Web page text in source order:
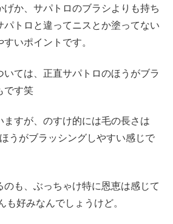
か、サパトロのブラシよりも持ち
パトロと違ってニスとか塗ってない
いポイントです。
いては、正直サパトロのほうがブラ
です笑
ますが、のすけ的には毛の長さは
うがブラッシングしやすい感じで
も、ぶっちゃけ特に恩恵は感じて
も好みなんでしょうけど。